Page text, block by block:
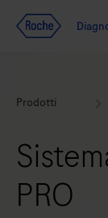
Prodotti
PRO